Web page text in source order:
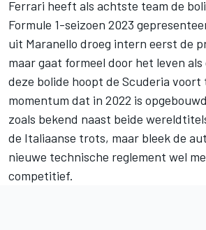
Ferrari heeft als achtste team de
Formule 1-seizoen 2023
uit Maranello droeg intern eerst de
maar gaat formeel door het leven als
deze bolide hoopt de Scuderia voort
momentum dat in 2022 is
zoals bekend naast beide
de Italiaanse trots, maar bleek de
nieuwe technische reglement wel
competitief.